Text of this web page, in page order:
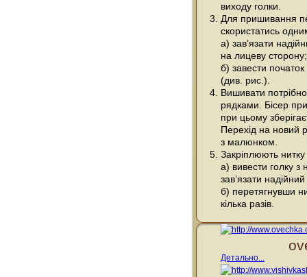
виходу голки.
Для пришивання
скористатись
а) зав’язати
на лицеву сторону;
б) завести початок
(див. рис.).
Вишивати
рядками. Бісер
при цьому
Перехід на новий
з малюнком.
Закріплюють
а) вивести голку з
зав’язати
б) перетягнувши
кілька разів.
Детально...